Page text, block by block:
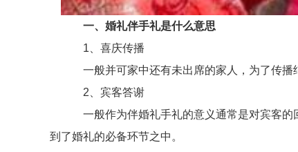
一、婚礼伴手礼是什么意思
1、喜庆传播
一般并可家中还有未出席的家人，为了传播
2、宾客答谢
一般作为伴婚礼手礼的意义通常是对宾客的
到了婚礼的必备环节之中。